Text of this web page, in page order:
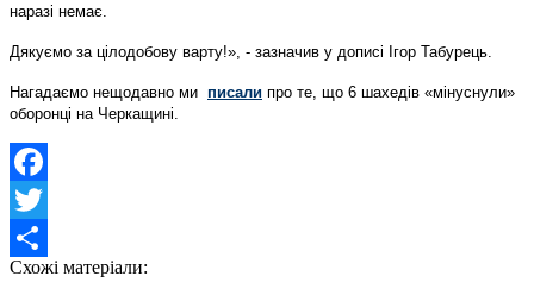
наразі немає.
Дякуємо за цілодобову варту!», - зазначив у дописі Ігор Табурець.
Нагадаємо нещодавно ми писали про те, що 6 шахедів «мінуснули»
оборонці на Черкащині.
Facebook
Twitter
Share
Схожі матеріали: